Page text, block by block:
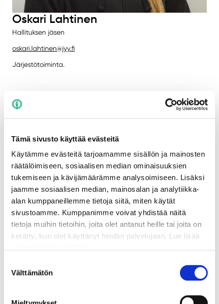
Tämä sivusto käyttää evästeitä
Käytämme evästeitä tarjoamamme sisällön ja mainosten
räätälöimiseen, sosiaalisen median ominaisuuksien
tukemiseen ja kävijämäärämme analysoimiseen. Lisäksi
jaamme sosiaalisen median, mainosalan ja analytiikka-
alan kumppaneillemme tietoja siitä, miten käytät
sivustoamme. Kumppanimme voivat yhdistää näitä
tietoja muihin tietoihin, joita olet antanut heille tai joita on
kerätty, kun olet käyttänyt heidän palvelujaan. Lue lisää
valinta
Välttämätön
Oskari Lahtinen
Hallituksen jäsen
oskari.lahtinen@jyy.fi
Järjestötoiminta.